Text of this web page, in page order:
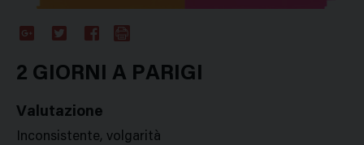
Plus
2 GIORNI A PARIGI
Valutazione
Inconsistente, volgarità